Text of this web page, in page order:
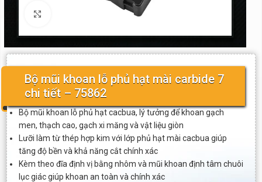
Bộ mũi khoan lỗ phủ hạt mài carbide 7
chi tiết – 75862
Bộ mũi khoan lỗ phủ hạt cacbua, lý tưởng để khoan gạch
men, thạch cao, gạch xi măng và vật liệu giòn
Lưỡi làm từ thép hợp kim với lớp phủ hạt mài cacbua giúp
tăng độ bền và khả năng cắt chính xác
Kèm theo đĩa định vị bằng nhôm và mũi khoan định tâm chuôi
lục giác giúp khoan an toàn và chính xác